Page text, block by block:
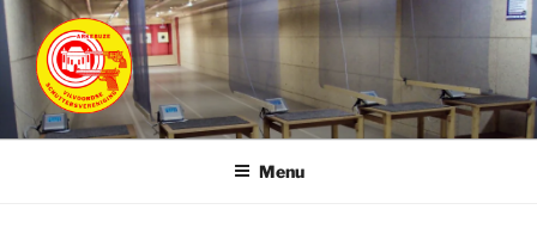
Ga
naar
de
inhoud
ARKEBUZE
Vilvoordse Schuttersvereniging
Menu